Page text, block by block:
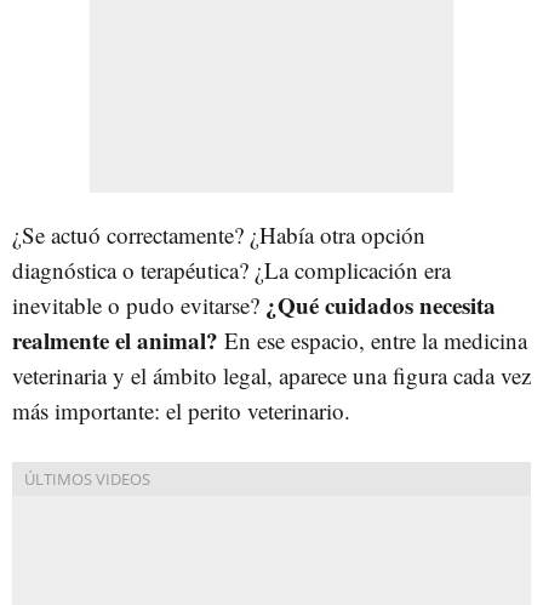
¿Se actuó correctamente? ¿Había otra opción
diagnóstica o terapéutica? ¿La complicación era
inevitable o pudo evitarse? ¿Qué cuidados necesita
realmente el animal? En ese espacio, entre la medicina
veterinaria y el ámbito legal, aparece una figura cada vez
más importante: el perito veterinario.